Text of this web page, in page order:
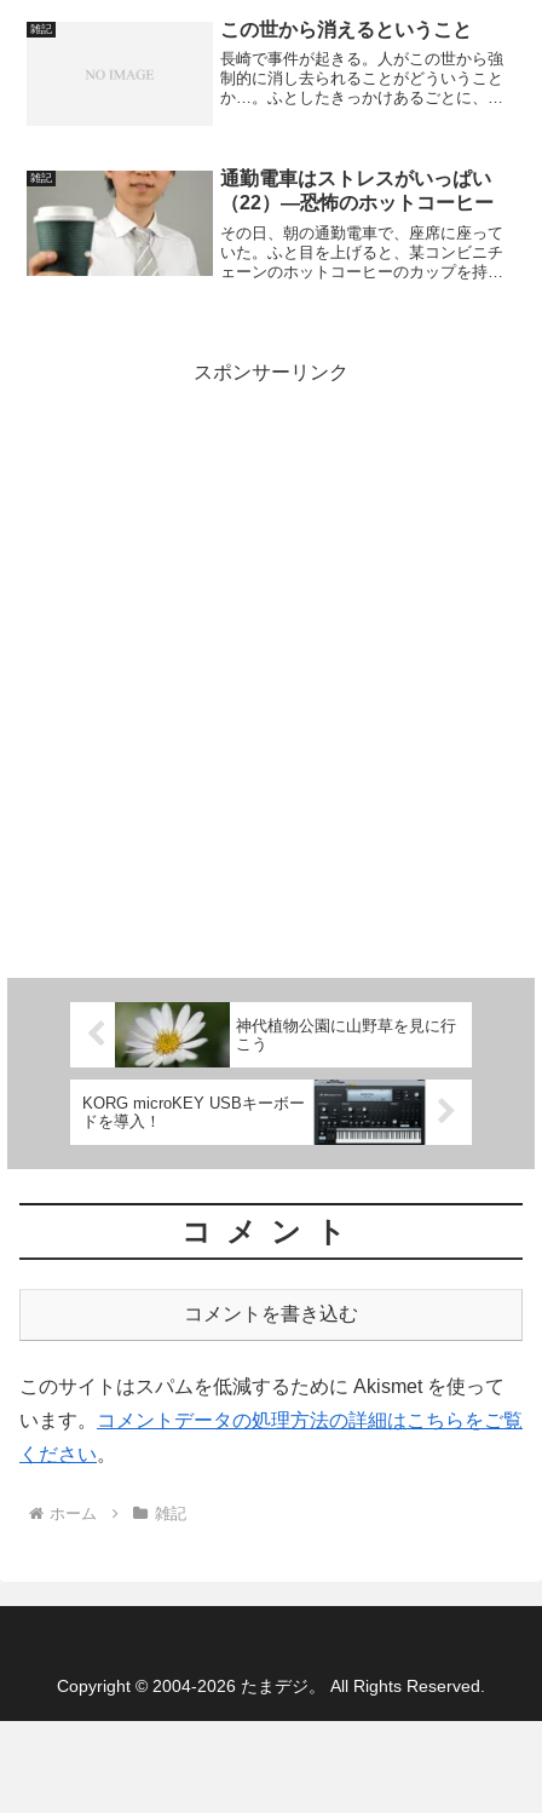
きました。ちなみに、バレ...
雑記 この世から消えるということ
長崎で事件が起きる。人がこの世から強
制的に消し去られることがどういうこと
か…。ふとしたきっかけあるごとに、い
い、お門違いなことだとは思...
雑記
通勤電車はストレスがいっぱい
（22）―恐怖のホットコーヒー
その日、朝の通勤電車で、座席に座って
いた。ふと目を上げると、某コンビニチ
ェーンのホットコーヒーのカップを持っ
スポンサーリンク
神代植物公園に山野草を見に行
こう
KORG microKEY USBキーボー
ドを導入！
コメント
コメントを書き込む
このサイトはスパムを低減するために Akismet を使って
います。
コメントデータの処理方法の詳細はこちらをご覧
ください。
ホーム 雑記
Copyright © 2004-2026 たまデジ。 All Rights Reserved.